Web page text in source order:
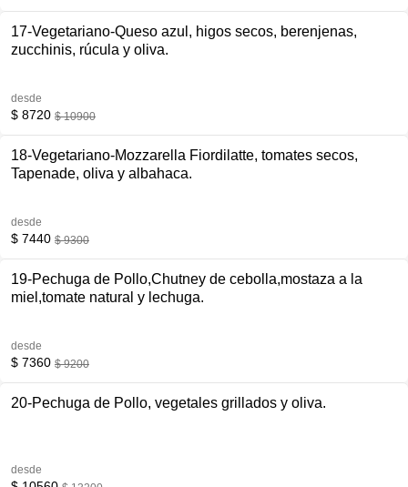
17-Vegetariano-Queso azul, higos secos, berenjenas,
zucchinis, rúcula y oliva.
desde
$ 8720 $ 10900
18-Vegetariano-Mozzarella Fiordilatte, tomates secos,
Tapenade, oliva y albahaca.
desde
$ 7440 $ 9300
19-Pechuga de Pollo,Chutney de cebolla,mostaza a la
miel,tomate natural y lechuga.
desde
$ 7360 $ 9200
20-Pechuga de Pollo, vegetales grillados y oliva.
desde